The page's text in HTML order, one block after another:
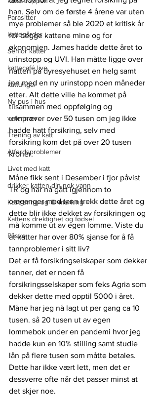
Parasitter
kattegårder
Senior katter
kattecafé live
kattunger
Ny pus i hus
veterinær
Trening av katt
Atferdsproblemer
Livet med katt
drikker katten din nok vann
Kastrering og ID-merking
Kattens drektighet og fødsel
Påske
han. Selv om de første 4 årene var uten
mye problemer så ble 2020 et kritisk år
for begge kattene mine og for
økonomien. James hadde dette året to
urinstopp og UVI. Han måtte ligge over
natten på dyresyehuset en helg samt
inn med en ny urinstopp noen måneder
etter. Alt dette ville ha kommet på
tilsammen med oppfølging og
urinprøver over 50 tusen om jeg ikke
hadde hatt forsikring, selv med
forsikring kom det på over 20 tusen
kroner.
Måne fikk sent i Desember i fjor påvist
TR og har nå gått igjennom to
omganger med tann trekk dette året og
dette blir ikke dekket av forsikringen og
må komme ut av egen lomme. Viste du
at katter har over 80% sjanse for å få
tannproblemer i sitt liv?
Det er få forsikringselskaper som dekker
tenner, det er noen få
forsikringsselskaper som feks Agria som
dekker dette med opptil 5000 i året.
Måne har jeg nå lagt ut per gang ca 10
tusen. så 20 tusen ut av egen
lommebok under en pandemi hvor jeg
hadde kun en 10% stilling samt studie
lån på flere tusen som måtte betales.
Dette har ikke vært lett, men det er
dessverre ofte når det passer minst at
det skjer noe.